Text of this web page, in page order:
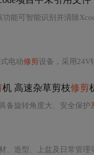
可智能识别并清除Xcode项目中未
电动修剪设备，采用24V
机 高速杂草剪枝修剪
备旋转角度大、安全保护
、上盆及日常管理等关键步